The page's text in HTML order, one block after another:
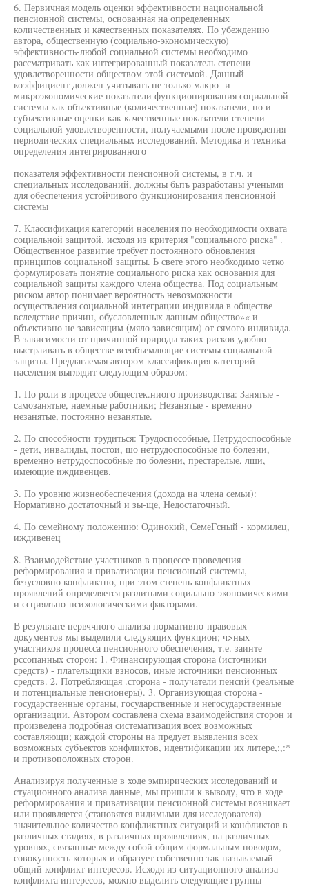
6. Первичная модель оценки эффективности национальной
пенсионной системы, основанная на определенных
количественных и качественных показателях. По убеждению
автора, общественную (социально-экономическую)
эффективность-любой социальной системы необходимо
рассматривать как интегрированный показатель степени
удовлетворенности обществом этой системой. Данный
коэффициент должен учитывать не только макро- и
микроэкономические показатели функционирования социальной
системы как объективные (количественные) показатели, но и
субъективные оценки как качественные показатели степени
социальной удовлетворенности, получаемыми после проведения
периодических специальных исследований. Методика и техника
определения интегрированного
показателя эффективности пенсионной системы, в т.ч. и
специальных исследований, должны бьпъ разработаны учеными
для обеспечения устойчивого функционирования пенсионной
системы
7. Классификация категорий населения по необходимости охвата
социальной защитой. исходя из критерия "социального риска" .
Общественное развитие требует постоянного обновления
принципов социальной защиты. Ь свете этого необходимо четко
формулировать понятие социального риска как основания для
социальной защиты каждого члена общества. Под социальным
риском автор понимает вероятность невозможности
осуществления социальной интеграции индивида в обществе
вследствие причин, обусловленных данным общество»« и
объективно не зависящим (мяло зависящим) от сямого индивида.
В зависимости от причинной природы таких рисков удобно
выстраивать в обществе всеобъемлющие системы социальной
защиты. Предлагаемая автором классификация категорий
населения выглядит следующим образом:
1. По роли в процессе общестек.ниого производства: Занятые -
самозанятые, наемные работники; Незанятые - временно
незанятые, постоянно незанятые.
2. По способности трудиться: Трудоспособные, Нетрудоспособные
- дети, инвалиды, постои, шо нетрудоспособные по болезни,
временно нетрудоспособные по болезни, престарелые, лши,
имеющие иждивенцев.
3. По уровню жизнеобеспечения (дохода на члена семьи):
Нормативно достаточный и зы-ще, Недостаточный.
4. По семейному положению: Одинокий, СемеГсный - кормилец,
иждивенец
8. Взаимодействие участников в процессе проведения
реформирования и приватизации пенсионьой системы,
безусловно конфликтно, при этом степень конфликтных
проявлений определяется разлитыми социально-экономическими
и ссциялъно-психологическими факторами.
В результате первччного анализа нормативно-правовых
документов мы выделили следующих функцион; ч>ных
участников процесса пенсионного обеспечения, т.е. заинте
рссопанных сторон: 1. Финансирующая сторона (источники
средств) - плательщики взносов, иные источники пенсионных
средств. 2. Потребляющая .сторона - получатели пенсий (реальные
и потенциальные пенсионеры). 3. Организующая сторона -
государственные органы, государственные и негосударственные
организации. Автором составлена схема взаимодействия сторон и
произведена подробная систематизация всех возможных
составляющи; каждой стороны на предует выявления всех
возможных субъектов конфликтов, идентификации их литере,;,:*
и противоположных сторон.
Анализируя полученные в ходе эмпирических исследований и
стуационного анализа данные, мы пришли к выводу, что в ходе
реформирования и приватизации пенсионной системы возникает
или проявляется (становятся видимыми для исследователя)
значительное количество конфликтных ситуаций и конфликтов в
различных стадиях, в различных проявлениях, на различных
уровнях, связанные между собой общим формальным поводом,
совокупность которых и образует собственно так называемый
общий конфликт интересов. Исходя из ситуационного анализа
конфликта интересов, можно выделить следующие группы